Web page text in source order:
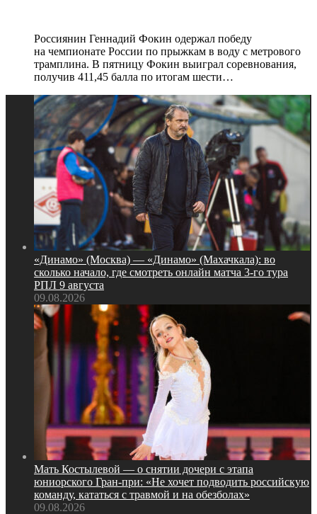
Россиянин Геннадий Фокин одержал победу
на чемпионате России по прыжкам в воду с метрового
трамплина. В пятницу Фокин выиграл соревнования,
получив 411,45 балла по итогам шести…
«Динамо» (Москва) — «Динамо» (Махачкала): во
сколько начало, где смотреть онлайн матча 3‑го тура
РПЛ 9 августа
09.08.2026
Мать Костылевой — о снятии дочери с этапа
юниорского Гран‑при: «Не хочет подводить российскую
команду, кататься с травмой и на обезболах»
09.08.2026